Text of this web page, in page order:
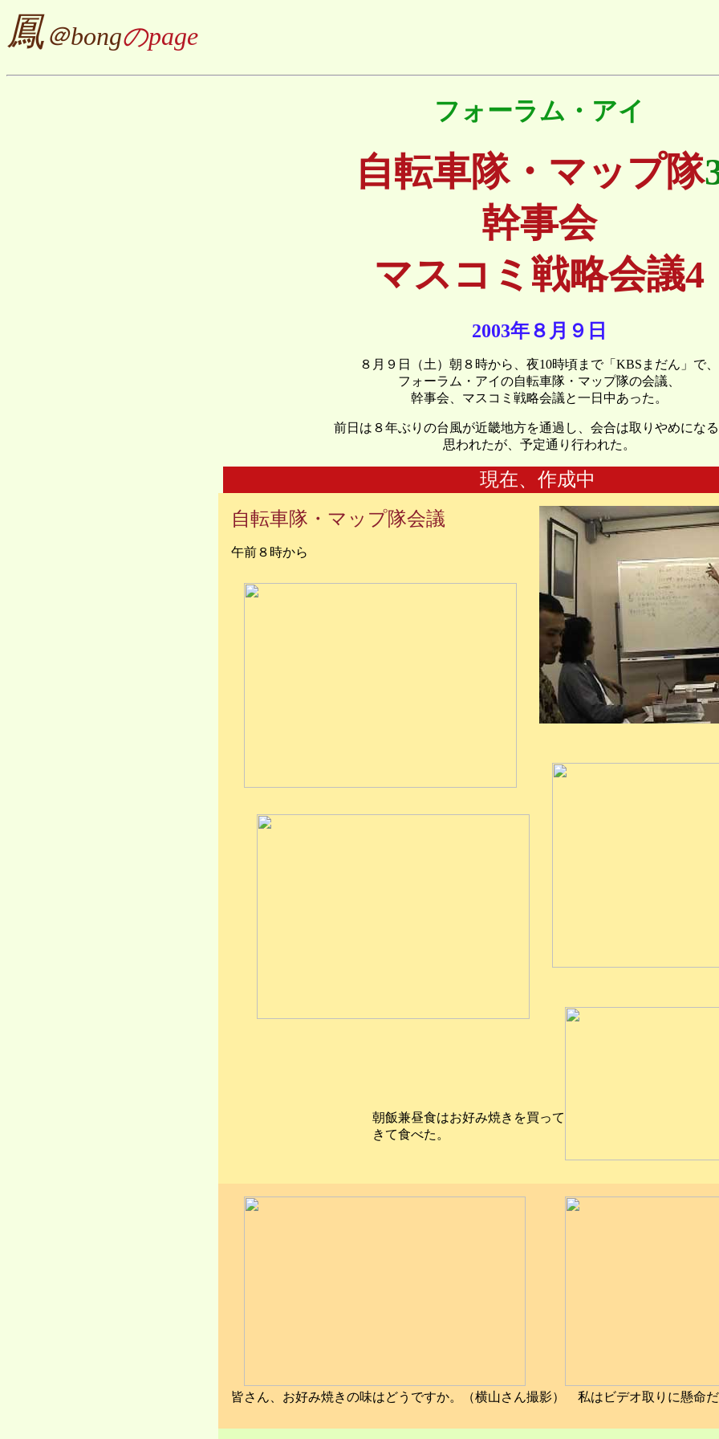
鳳＠bongのpage
フォーラム・アイ
自転車隊・マップ隊
幹事会
マスコミ戦略会議4
2003年８月９日
８月９日（土）朝８時から、夜10時頃まで「KBSまだん」で、
フォーラム・アイの自転車隊・マップ隊の会議、
幹事会、マスコミ戦略会議と一日中あった。
前日は８年ぶりの台風が近畿地方を通過し、会合は取りやめにな
思われたが、予定通り行われた。
現在、作成中
自転車隊・マップ隊会議
午前８時から
朝飯兼昼食はお好み焼きを買って
きて食べた。
皆さん、お好み焼きの味はどうですか。（横山さん撮影） 私はビデオ取りに懸命